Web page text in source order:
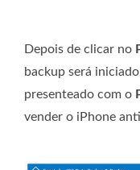
Depois de clicar no
backup será
presenteado com o
vender o iPhone